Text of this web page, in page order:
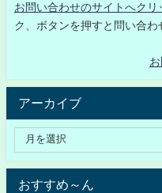
お問い合わせのサイトへクリ
ク、ボタンを押すと問い合わ
アーカイブ
おすすめ～ん